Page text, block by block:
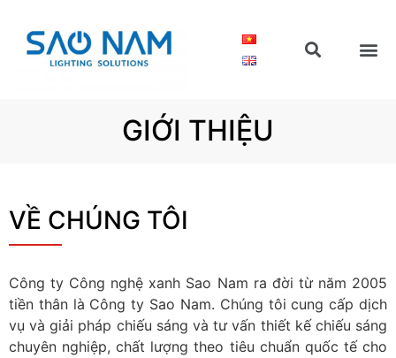
GIỚI THIỆU
VỀ CHÚNG TÔI
Công ty Công nghệ xanh Sao Nam ra đời từ năm 2005
tiền thân là Công ty Sao Nam. Chúng tôi cung cấp dịch
vụ và giải pháp chiếu sáng và tư vấn thiết kế chiếu sáng
chuyên nghiệp, chất lượng theo tiêu chuẩn quốc tế cho